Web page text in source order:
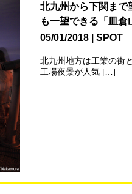
北九州から下関まで
も一望できる「皿倉
05/01/2018
SPOT
北九州地方は工業の街
工場夜景が人気 […]